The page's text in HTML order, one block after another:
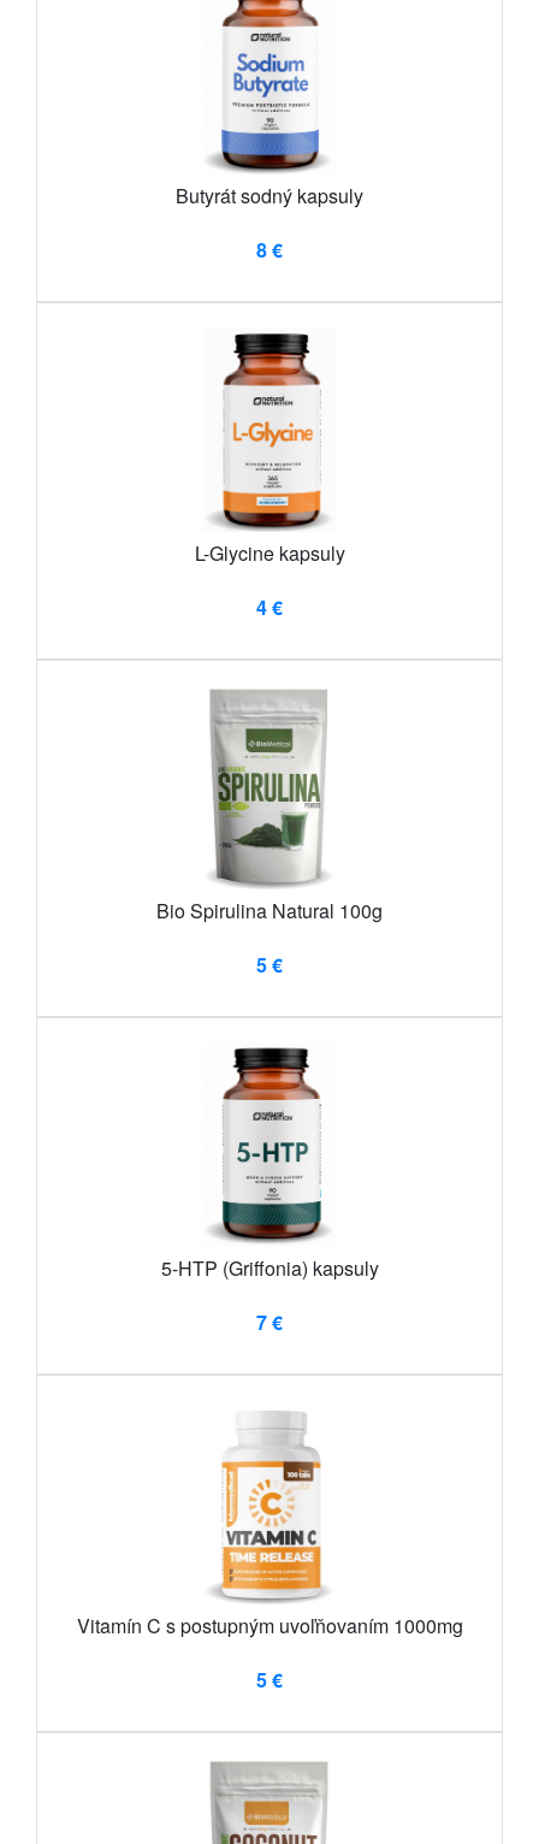
Butyrát sodný kapsuly
8 €
L-Glycine kapsuly
4 €
Bio Spirulina Natural 100g
5 €
5-HTP (Griffonia) kapsuly
7 €
Vitamín C s postupným uvoľňovaním 1000mg
5 €